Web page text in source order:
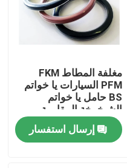
مغلفة المطاط FKM
PFM السيارات يا خواتم
BS حامل يا خواتم
الشيخوخة المقاومة
إرسال استفسار